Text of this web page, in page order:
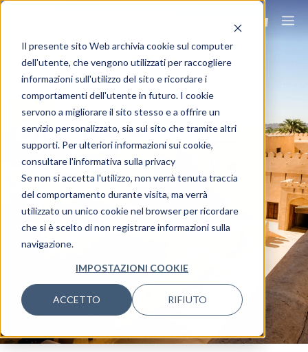
Il presente sito Web archivia cookie sul computer
dell'utente, che vengono utilizzati per raccogliere
informazioni sull'utilizzo del sito e ricordare i
comportamenti dell'utente in futuro. I cookie
servono a migliorare il sito stesso e a offrire un
servizio personalizzato, sia sul sito che tramite altri
supporti. Per ulteriori informazioni sui cookie,
consultare l'informativa sulla privacy
Se non si accetta l'utilizzo, non verrà tenuta traccia
del comportamento durante visita, ma verrà
utilizzato un unico cookie nel browser per ricordare
che si è scelto di non registrare informazioni sulla
navigazione.
IMPOSTAZIONI COOKIE
ACCETTO RIFIUTO
OMAN
Viaggia ovunque, viaggia Ovet.